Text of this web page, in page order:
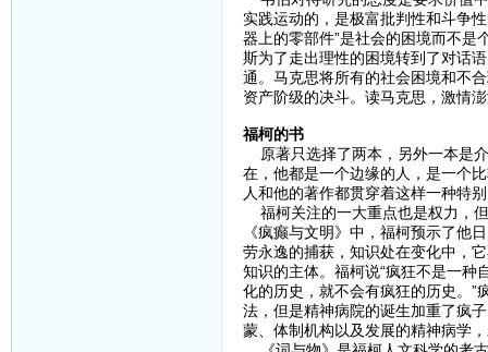
实践运动的，是极富批判性和斗争
器上的零部件”是社会的困境而不是
斯为了走出理性的困境转到了对话
通。马克思将所有的社会困境和不
资产阶级的决斗。读马克思，激情
福柯的书
原著只选择了两本，另外一本是
在，他都是一个边缘的人，是一个比
人和他的著作都贯穿着这样一种特
福柯关注的一大重点也是权力，
《疯癫与文明》中，福柯预示了他
劳永逸的捕获，知识处在变化中，
知识的主体。福柯说“疯狂不是一种
化的历史，就不会有疯狂的历史。”
法，但是精神病院的诞生加重了疯
蒙、体制机构以及发展的精神病学